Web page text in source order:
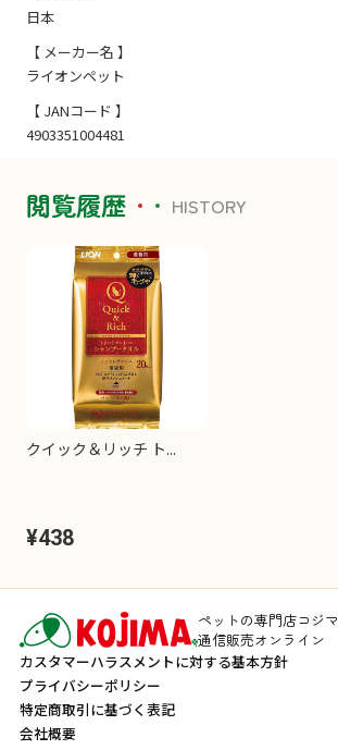
日本
【 メーカー名 】
ライオンペット
【 JANコード 】
4903351004481
閲覧履歴 HISTORY
クイック＆リッチ ト...
¥438
ペットの専門店コジマ
通信販売オンライン
カスタマーハラスメントに対する基本方針
プライバシーポリシー
特定商取引に基づく表記
会社概要